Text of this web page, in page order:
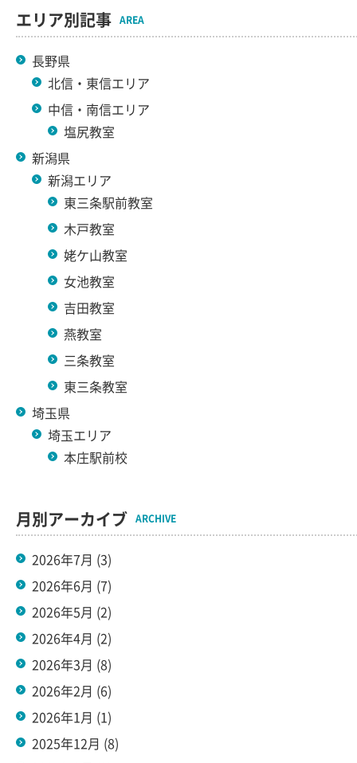
エリア別記事 AREA
長野県
北信・東信エリア
中信・南信エリア
塩尻教室
新潟県
新潟エリア
東三条駅前教室
木戸教室
姥ケ山教室
女池教室
吉田教室
燕教室
三条教室
東三条教室
埼玉県
埼玉エリア
本庄駅前校
月別アーカイブ ARCHIVE
2026年7月 (3)
2026年6月 (7)
2026年5月 (2)
2026年4月 (2)
2026年3月 (8)
2026年2月 (6)
2026年1月 (1)
2025年12月 (8)